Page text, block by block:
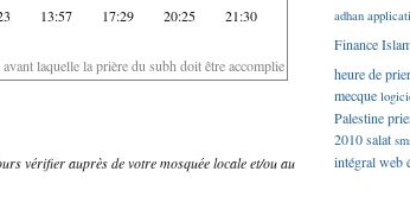
13:57 17:29 20:25 21:30
laquelle la prière du subh doit être accomplie
vérifier auprès de votre mosquée locale et/ou au
adhan
Finance
heure de
mecque
Palestine
2010salat
intégralweb